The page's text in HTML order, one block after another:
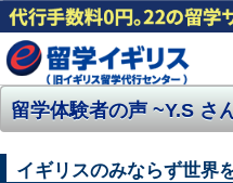
留学体験者の声 ~Y.S さ
イギリスのみならず世界